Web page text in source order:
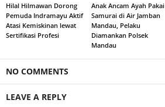
Hilal Hilmawan Dorong
Pemuda Indramayu Aktif
Atasi Kemiskinan lewat
Sertifikasi Profesi
Anak Ancam Ayah Pakai
Samurai di Air Jamban
Mandau, Pelaku
Diamankan Polsek
Mandau
NO COMMENTS
LEAVE A REPLY